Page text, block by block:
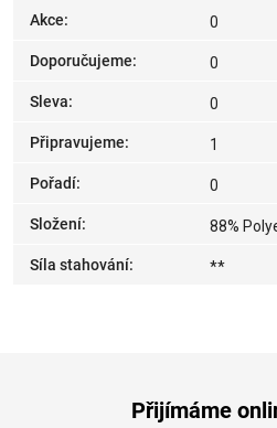
Akce: 0
Doporučujeme: 0
Sleva: 0
Připravujeme: 1
Pořadí: 0
Složení: 88%
Síla stahování: **
Přijímáme